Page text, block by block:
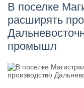
В поселке
расширять
промышл